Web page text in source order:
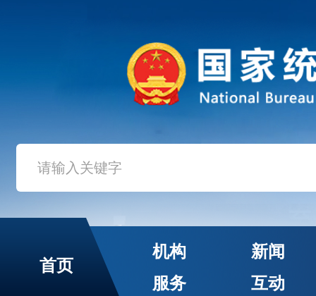
首页
机构
新闻
服务
互动